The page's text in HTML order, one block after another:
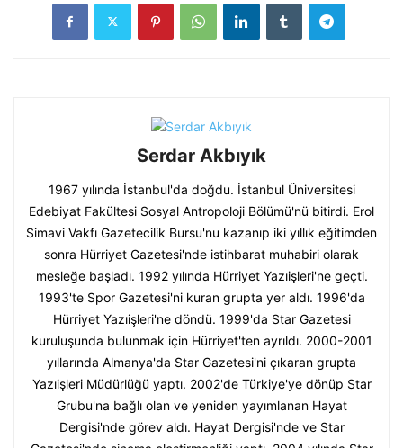
Serdar Akbıyık
1967 yılında İstanbul'da doğdu. İstanbul Üniversitesi
Edebiyat Fakültesi Sosyal Antropoloji Bölümü'nü bitirdi. Erol
Simavi Vakfı Gazetecilik Bursu'nu kazanıp iki yıllık eğitimden
sonra Hürriyet Gazetesi'nde istihbarat muhabiri olarak
mesleğe başladı. 1992 yılında Hürriyet Yazıişleri'ne geçti.
1993'te Spor Gazetesi'ni kuran grupta yer aldı. 1996'da
Hürriyet Yazıişleri'ne döndü. 1999'da Star Gazetesi
kuruluşunda bulunmak için Hürriyet'ten ayrıldı. 2000-2001
yıllarında Almanya'da Star Gazetesi'ni çıkaran grupta
Yazıişleri Müdürlüğü yaptı. 2002'de Türkiye'ye dönüp Star
Grubu'na bağlı olan ve yeniden yayımlanan Hayat
Dergisi'nde görev aldı. Hayat Dergisi'nde ve Star